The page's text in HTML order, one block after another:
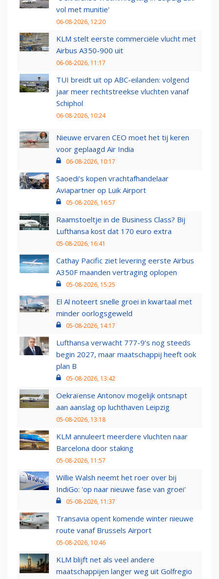
vol met munitie'
06-08-2026, 12:20
KLM stelt eerste commerciële vlucht met
Airbus A350-900 uit
06-08-2026, 11:17
TUI breidt uit op ABC-eilanden: volgend
jaar meer rechtstreekse vluchten vanaf
Schiphol
06-08-2026, 10:24
Nieuwe ervaren CEO moet het tij keren
voor geplaagd Air India
06-08-2026, 10:17
Saoedi’s kopen vrachtafhandelaar
Aviapartner op Luik Airport
05-08-2026, 16:57
Raamstoeltje in de Business Class? Bij
Lufthansa kost dat 170 euro extra
05-08-2026, 16:41
Cathay Pacific ziet levering eerste Airbus
A350F maanden vertraging oplopen
05-08-2026, 15:25
El Al noteert snelle groei in kwartaal met
minder oorlogsgeweld
05-08-2026, 14:17
Lufthansa verwacht 777-9’s nog steeds
begin 2027, maar maatschappij heeft ook
plan B
05-08-2026, 13:42
Oekraïense Antonov mogelijk ontsnapt
aan aanslag op luchthaven Leipzig
05-08-2026, 13:18
KLM annuleert meerdere vluchten naar
Barcelona door staking
05-08-2026, 11:57
Willie Walsh neemt het roer over bij
IndiGo: 'op naar nieuwe fase van groei'
05-08-2026, 11:37
Transavia opent komende winter nieuwe
route vanaf Brussels Airport
05-08-2026, 10:46
KLM blijft net als veel andere
maatschappijen langer weg uit Golfregio